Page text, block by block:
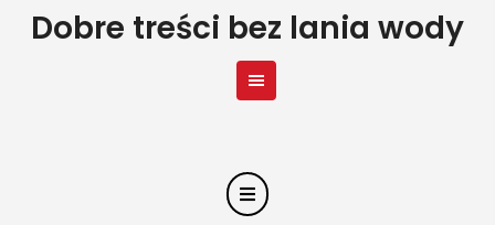
SkipDobre treści bez lania wody